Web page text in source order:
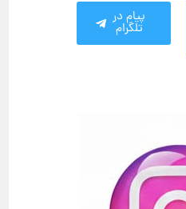
پیام در
تلگرام